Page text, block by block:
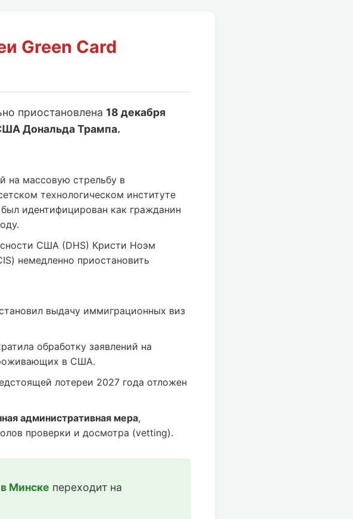
Green Card
приостановлена 18 декабря
Дональда Трампа.
на массовую стрельбу в
технологическом институте
идентифицирован как гражданин
США (DHS) Кристи Ноэм
немедленно приостановить
выдачу иммиграционных виз
обработку заявлений на
в США.
лотереи 2027 года отложен
административная мера,
проверки и досмотра (vetting).
Минске переходит на